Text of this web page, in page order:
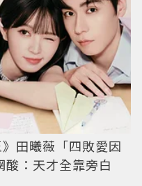
田曦薇「四敗愛因
：天才全靠旁白